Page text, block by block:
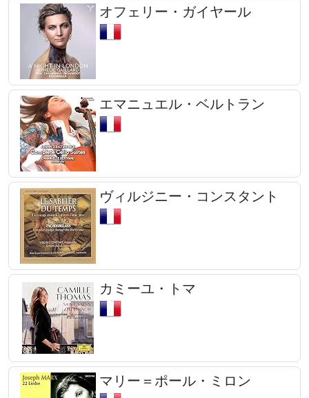
オフェリー・ガイヤール
エマニュエル・ベルトラン
ヴィルジニー・コンスタント
カミーユ・トマ
マリー＝ポール・ミロン